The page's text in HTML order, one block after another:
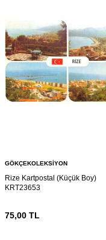
GÖKÇEKOLEKSIYON
Rize Kartpostal (Küçük Boy)
KRT23653
75,00 TL